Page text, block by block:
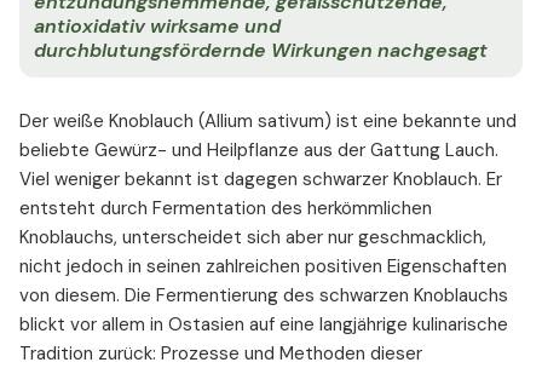
antioxidativ wirksame und
durchblutungsfördernde Wirkungen nachgesagt
Der weiße Knoblauch (Allium sativum) ist eine bekannte und
beliebte Gewürz- und Heilpflanze aus der Gattung Lauch.
Viel weniger bekannt ist dagegen schwarzer Knoblauch. Er
entsteht durch Fermentation des herkömmlichen
Knoblauchs, unterscheidet sich aber nur geschmacklich,
nicht jedoch in seinen zahlreichen positiven Eigenschaften
von diesem. Die Fermentierung des schwarzen Knoblauchs
blickt vor allem in Ostasien auf eine langjährige kulinarische
Tradition zurück: Prozesse und Methoden dieser